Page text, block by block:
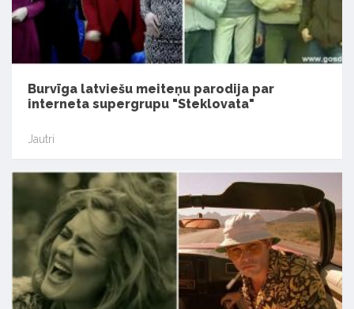
Burvīga latviešu meiteņu parodija par
interneta supergrupu "Steklovata"
Jautri